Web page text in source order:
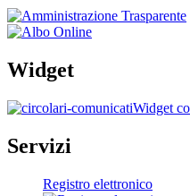
Widget
Widget
Servizi
Registro elettronico